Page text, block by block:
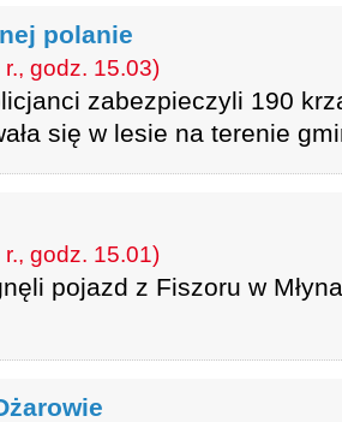
polanie
godz. 15.03)
zabezpieczyli 190
się w lesie na terenie
godz. 15.01)
pojazd z Fiszoru w